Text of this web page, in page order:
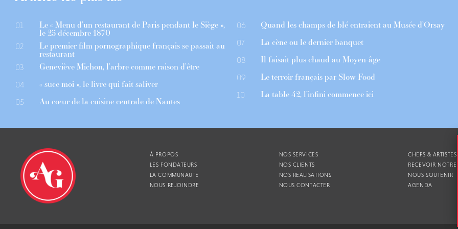
01 Le « Menu d’un restaurant de Paris pendant le Siège »,
le 25 décembre 1870
02 Le premier film pornographique français se passait au
restaurant
03 Geneviève Michon, l’arbre comme raison d’être
04 « suce moi », le livre qui fait saliver
05 Au cœur de la cuisine centrale de Nantes
06 Quand les champs de blé entraient au Musée d’Orsay
07 La cène ou le dernier banquet
08 Il faisait plus chaud au Moyen-âge
09 Le terroir français par Slow Food
10 La table 42, l’infini commence ici
À PROPOS
LES FONDATEURS
LA COMMUNAUTÉ
NOUS REJOINDRE
NOS SERVICES
NOS CLIENTS
NOS RÉALISATIONS
NOUS CONTACTER
CHEFS & ARTISTES
RECEVOIR NOTRE
NOUS SOUTENIR
AGENDA